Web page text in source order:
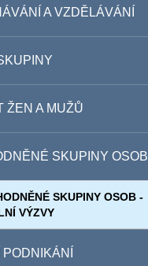
A VZDĚLÁVÁNÍ
ŽEN A MUŽŮ
SKUPINY OSOB
SKUPINY OSOB -
VÝZVY